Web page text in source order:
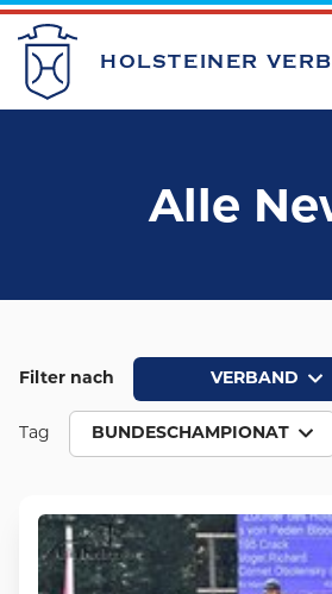
HOLSTEINER
Alle
Filter nach VERBAND
Tag BUNDESCHAMPIONAT